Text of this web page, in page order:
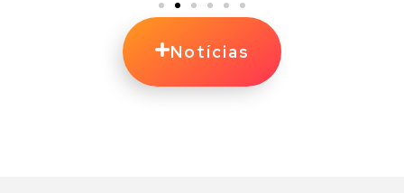
Notícias